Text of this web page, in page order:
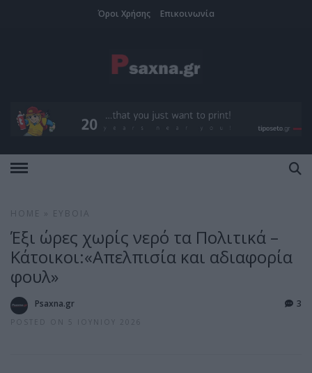
Όροι Χρήσης Επικοινωνία
HOME ΕΎΒΟΙΑ
Έξι ώρες χωρίς νερό τα Πολιτικά –
Κάτοικοι:«Απελπισία και αδιαφορία
φουλ»
Psaxna.gr
POSTED ON 5 ΙΟΥΝΊΟΥ 2026
3